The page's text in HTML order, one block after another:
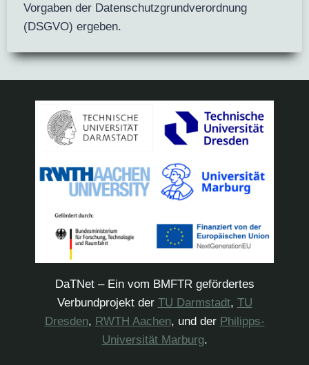
Vorgaben der Datenschutzgrundverordnung
(DSGVO) ergeben.
DaTNet – Ein vom BMFTR gefördertes
Verbundprojekt der TU Darmstadt, TU
Dresden, RWTH Aachen, und der Philipps-
Universität Marburg.